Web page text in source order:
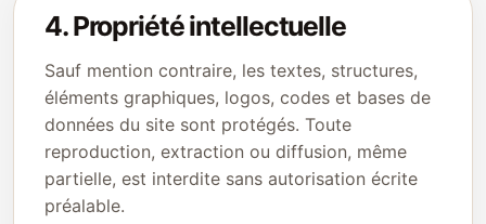
4. Propriété intellectuelle
Sauf mention contraire, les textes, structures,
éléments graphiques, logos, codes et bases de
données du site sont protégés. Toute
reproduction, extraction ou diffusion, même
partielle, est interdite sans autorisation écrite
préalable.